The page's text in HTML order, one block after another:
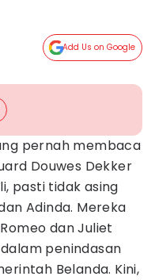
Add Us on Google
pernah membaca
Douwes Dekker
pasti tidak asing
Adinda. Mereka
dan Juliet
penindasan
Belanda. Kini,